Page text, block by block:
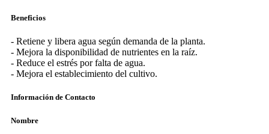
Beneficios
- Retiene y libera agua según demanda de la planta.
- Mejora la disponibilidad de nutrientes en la raíz.
- Reduce el estrés por falta de agua.
- Mejora el establecimiento del cultivo.
Información de Contacto
Nombre